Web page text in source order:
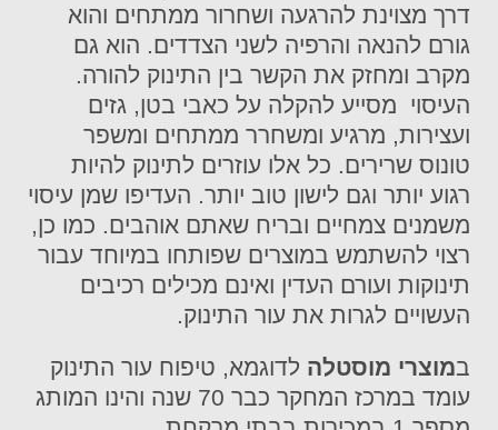
דרך מצוינת להרגעה ושחרור ממתחים והוא
גורם להנאה והרפיה לשני הצדדים. הוא גם
מקרב ומחזק את הקשר בין התינוק להורה.
העיסוי מסייע להקלה על כאבי בטן, גזים
ועצירות, מרגיע ומשחרר ממתחים ומשפר
טונוס שרירים. כל אלו עוזרים לתינוק להיות
רגוע יותר וגם לישון טוב יותר. העדיפו שמן עיסוי
משמנים צמחיים ובריח שאתם אוהבים. כמו כן,
רצוי להשתמש במוצרים שפותחו במיוחד עבור
תינוקות ועורם העדין ואינם מכילים רכיבים
העשויים לגרות את עור התינוק.
במוצרי מוסטלה לדוגמא, טיפוח עור התינוק
עומד במרכז המחקר כבר 70 שנה והינו המותג